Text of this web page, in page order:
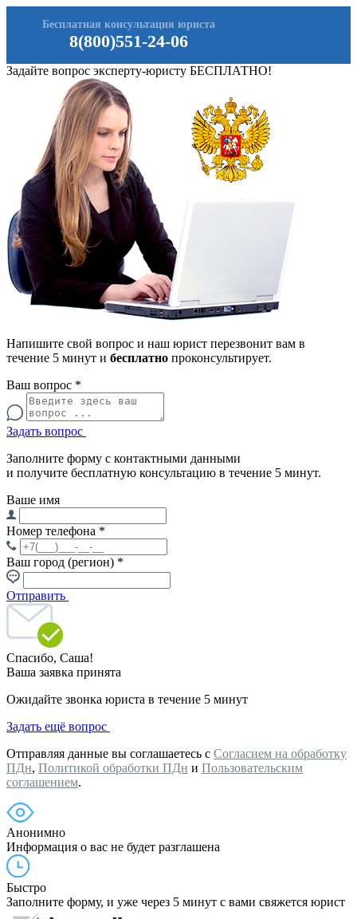
8(800)551-24-06
Бесплатная консультация юриста
Задайте вопрос эксперту-юристу БЕСПЛАТНО!
Напишите свой вопрос и наш юрист перезвонит вам в
течение 5 минут и бесплатно проконсультирует.
Ваш вопрос *
Задать вопрос
Заполните форму с контактными данными
и получите бесплатную консультацию в течение 5 минут.
Ваше имя
Номер телефона *
Ваш город (регион) *
Отправить
Спасибо, Саша!
Ваша заявка принята
Ожидайте звонка юриста в течение 5 минут
Задать ещё вопрос
Отправляя данные вы соглашаетесь с Согласием на обработку
ПДн, Политикой обработки ПДн и Пользовательским
соглашением.
Анонимно
Информация о вас не будет разглашена
Быстро
Заполните форму, и уже через 5 минут с вами свяжется юрист